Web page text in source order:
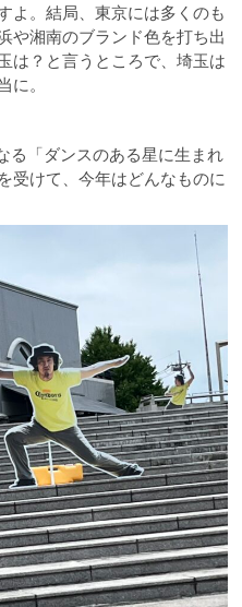
よ。結局、東京には多くのも
や湘南のブランド色を打ち出
は？と言うところで、埼玉は
に。
る「ダンスのある星に生まれ
受けて、今年はどんなものに